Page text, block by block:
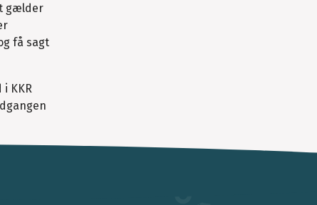
gælder
få sagt
KKR